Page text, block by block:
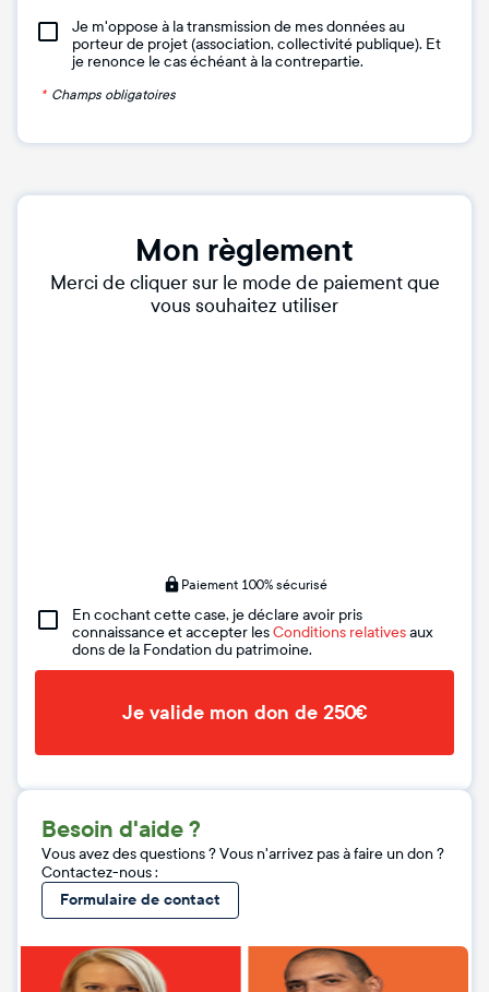
Je m'oppose à la transmission de mes données au
porteur de projet (association, collectivité publique). Et
je renonce le cas échéant à la contrepartie.
* Champs obligatoires
Mon règlement
Merci de cliquer sur le mode de paiement que
vous souhaitez utiliser
Paiement 100% sécurisé
En cochant cette case, je déclare avoir pris
connaissance et accepter lesConditions relativesaux
dons de la Fondation du patrimoine.
Je valide mon don de 250€
Besoin d'aide ?
Vous avez des questions ? Vous n'arrivez pas à faire un don ?
Contactez-nous :
Formulaire de contact